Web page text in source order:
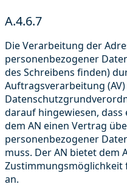
A.4.6.7
Die Verarbeitung der
personenbezogener
des Schreibens finden)
Auftragsverarbeitung
darauf hingewiesen, dass
dem AN einen Vertrag
personenbezogener
muss. Der AN bietet dem
Zustimmungsmöglichkeit
an.